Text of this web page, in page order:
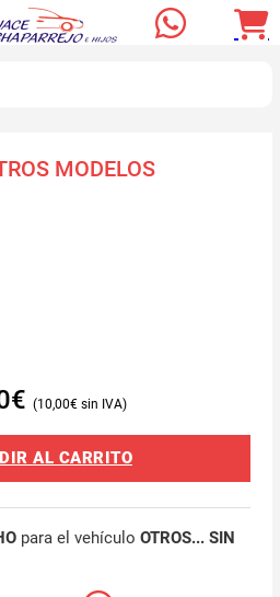
MODELOS
€ 10,00€
AL CARRITO
para el vehículo OTROS... SIN